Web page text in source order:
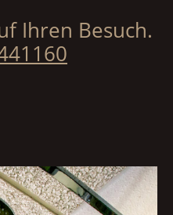
Ihren Besuch.